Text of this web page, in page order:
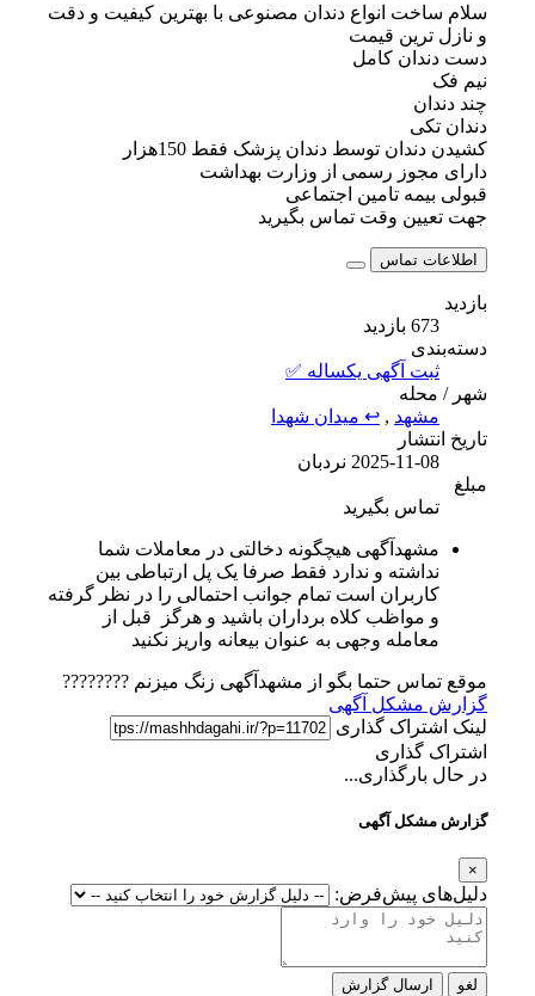
سلام ساخت انواع دندان مصنوعی با بهترین کیفیت و دقت
و نازل ترین قیمت
دست دندان کامل
نیم فک
چند دندان
دندان تکی
کشیدن دندان توسط دندان پزشک فقط 150هزار
دارای مجوز رسمی از وزارت بهداشت
قبولی بیمه تامین اجتماعی
جهت تعیین وقت تماس بگیرید
اطلاعات تماس
بازدید
673 بازدید
دسته‌بندی
ثبت آگهی یکساله ✅
شهر / محله
مشهد , ↩ میدان شهدا
تاریخ انتشار
2025-11-08 نردبان
مبلغ
تماس بگیرید
مشهدآگهی هیچگونه دخالتی در معاملات شما
نداشته و ندارد فقط صرفا یک پل ارتباطی بین
کاربران است تمام جوانب احتمالی را در نظر گرفته
و مواظب کلاه برداران باشید و هرگز قبل از
معامله وجهی به عنوان بیعانه واریز نکنید
موقع تماس حتما بگو از مشهدآگهی زنگ میزنم ????????
گزارش مشکل آگهی
لینک اشتراک گذاری
اشتراک گذاری
در حال بارگذاری...
گزارش مشکل آگهی
×
دلیل‌های پیش‌فرض:
لغو ارسال گزارش